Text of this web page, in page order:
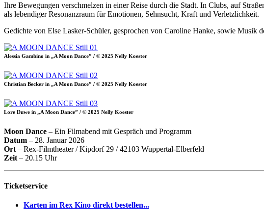
Ihre Bewegungen verschmelzen in einer Reise durch die Stadt. In Clubs, auf
als lebendiger Resonanzraum für Emotionen, Sehnsucht, Kraft und Verletzlichkeit.
Gedichte von Else Lasker-Schüler, gesprochen von Caroline Hanke, sowie
Alessia Gambino in „A Moon Dance” / © 2025 Nelly Koester
Christian Becker in „A Moon Dance” / © 2025 Nelly Koester
Lore Duwe in „A Moon Dance” / © 2025 Nelly Koester
Moon Dance – Ein Filmabend mit Gespräch und Programm
Datum – 28. Januar 2026
Ort – Rex-Filmtheater / Kipdorf 29 / 42103 Wuppertal-Elberfeld
Zeit – 20.15 Uhr
Ticketservice
Karten im Rex Kino direkt bestellen...